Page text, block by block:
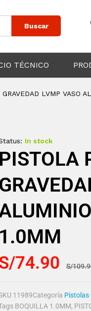
Buscar
TÉCNICO
LVMP VASO
In stock
PISTOLA
1.0MM
74.90 S/
11989Categoría Pistolas
BOQUILLA 1.0MM,